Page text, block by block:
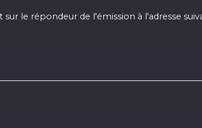
le répondeur de l'émission à l'adresse